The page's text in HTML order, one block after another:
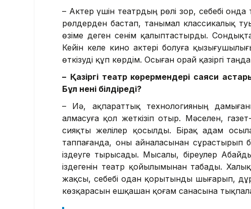
– Актер үшін театрдың рөлі зор, себебі
рөлдерден бастап, танымал классикалық
өзіме деген сенім қалыптастырды.
Кейін келе кино актері болуға
өткізуді құп көрдім. Осыған орай қазіргі
– Қазіргі театр көрермендері саяси
Бұл нені білдіреді?
– Иә, ақпараттық технологияның
алмасуға қол жеткізіп отыр. Мәселен,
сияқты желілер қосылды. Бірақ адам
таппағанда, оны айналасынан сұрастырып
іздеуге тырысады. Мысалы, біреулер
іздегенін театр қойылымынан табады.
жақсы, себебі одан қорытынды шығарып,
көзқарасын ешқашан қоғам санасына